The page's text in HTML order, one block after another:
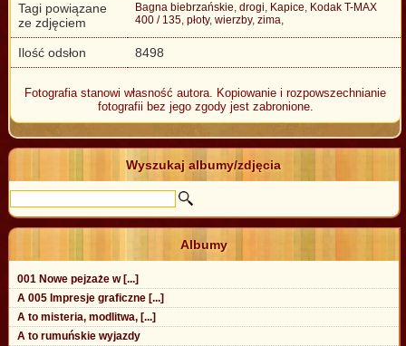
Tagi powiązane
ze zdjęciem
Bagna biebrzańskie, drogi, Kapice, Kodak T-MAX
400 / 135, płoty, wierzby, zima,
Ilość odsłon 8498
Fotografia stanowi własność autora. Kopiowanie i rozpowszechnianie
fotografii bez jego zgody jest zabronione.
Wyszukaj albumy/zdjęcia
Albumy
001 Nowe pejzaże w [...]
A 005 Impresje graficzne [...]
A to misteria, modlitwa, [...]
A to rumuńskie wyjazdy